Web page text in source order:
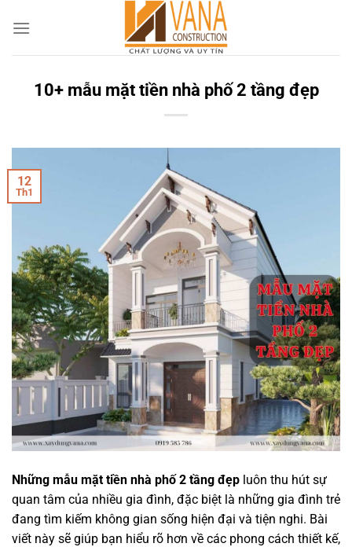
10+ mẫu mặt tiền nhà phố 2 tầng đẹp
12
Th1
Những mẫu mặt tiền nhà phố 2 tầng đẹp luôn thu hút sự
quan tâm của nhiều gia đình, đặc biệt là những gia đình trẻ
đang tìm kiếm không gian sống hiện đại và tiện nghi. Bài
viết này sẽ giúp bạn hiểu rõ hơn về các phong cách thiết kế,